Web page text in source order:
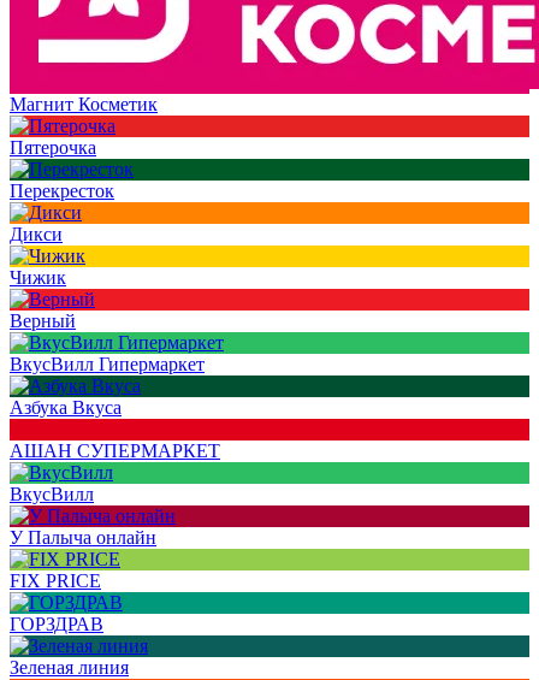
Магнит Косметик
Пятерочка
Перекресток
Дикси
Чижик
Верный
ВкусВилл Гипермаркет
Азбука Вкуса
АШАН СУПЕРМАРКЕТ
ВкусВилл
У Палыча онлайн
FIX PRICE
ГОРЗДРАВ
Зеленая линия